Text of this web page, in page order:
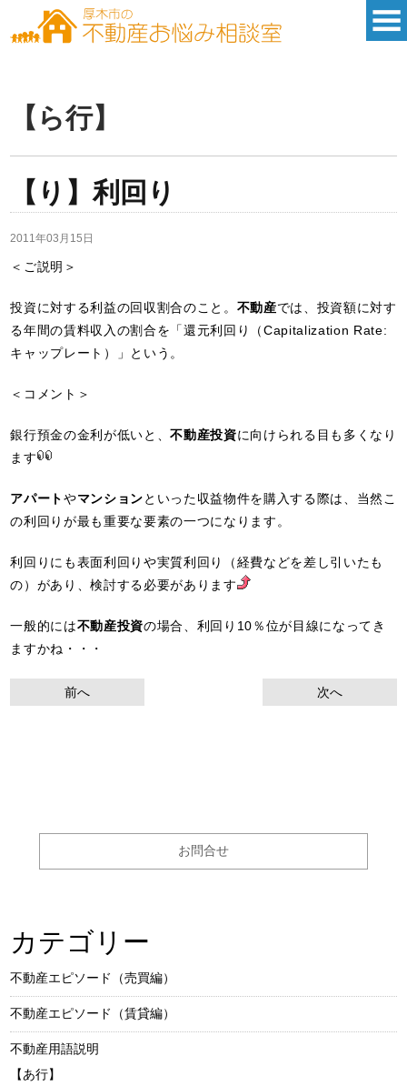
【ら行】
【り】利回り
2011年03月15日
＜ご説明＞
投資に対する利益の回収割合のこと。 不動産では、投資額に対す
る年間の賃料収入の割合を「還元利回り（Capitalization Rate:
キャップレート）」という。
＜コメント＞
銀行預金の金利が低いと、不動産投資に向けられる目も多くなり
ます
アパートやマンションといった収益物件を購入する際は、当然こ
の利回りが最も重要な要素の一つになります。
利回りにも表面利回りや実質利回り（経費などを差し引いたも
の）があり、検討する必要があります
一般的には不動産投資の場合、利回り10％位が目線になってき
ますかね・・・
前へ 次へ
お問合せ
カテゴリー
不動産エピソード（売買編）
不動産エピソード（賃貸編）
不動産用語説明
【あ行】